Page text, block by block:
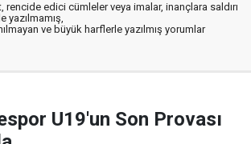
rencide edici cümleler veya imalar, inançlara saldırı
yazılmamış,
ve büyük harflerle yazılmış yorumlar
U19'un Son Provası